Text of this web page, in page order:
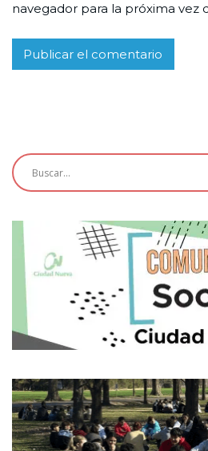
navegador para la próxima vez